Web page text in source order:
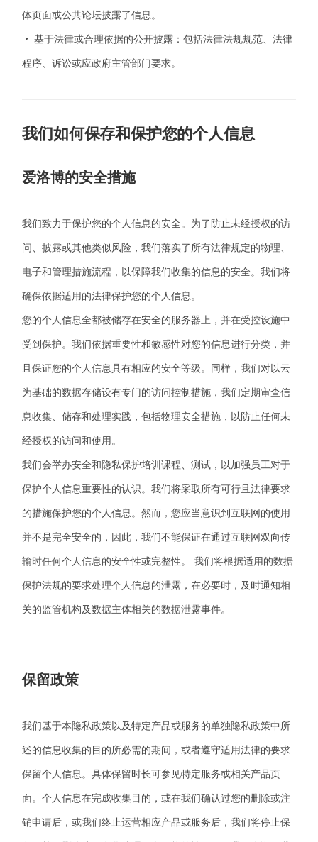
体页面或公共论坛披露了信息。
• 基于法律或合理依据的公开披露：包括法律法规规范、法律
程序、诉讼或应政府主管部门要求。
我们如何保存和保护您的个人信息
爱洛博的安全措施
我们致力于保护您的个人信息的安全。为了防止未经授权的访
问、披露或其他类似风险，我们落实了所有法律规定的物理、
电子和管理措施流程，以保障我们收集的信息的安全。我们将
确保依据适用的法律保护您的个人信息。
您的个人信息全都被储存在安全的服务器上，并在受控设施中
受到保护。我们依据重要性和敏感性对您的信息进行分类，并
且保证您的个人信息具有相应的安全等级。同样，我们对以云
为基础的数据存储设有专门的访问控制措施，我们定期审查信
息收集、储存和处理实践，包括物理安全措施，以防止任何未
经授权的访问和使用。
我们会举办安全和隐私保护培训课程、测试，以加强员工对于
保护个人信息重要性的认识。我们将采取所有可行且法律要求
的措施保护您的个人信息。然而，您应当意识到互联网的使用
并不是完全安全的，因此，我们不能保证在通过互联网双向传
输时任何个人信息的安全性或完整性。 我们将根据适用的数据
保护法规的要求处理个人信息的泄露，在必要时，及时通知相
关的监管机构及数据主体相关的数据泄露事件。
保留政策
我们基于本隐私政策以及特定产品或服务的单独隐私政策中所
述的信息收集的目的所必需的期间，或者遵守适用法律的要求
保留个人信息。具体保留时长可参见特定服务或相关产品页
面。个人信息在完成收集目的，或在我们确认过您的删除或注
销申请后，或我们终止运营相应产品或服务后，我们将停止保